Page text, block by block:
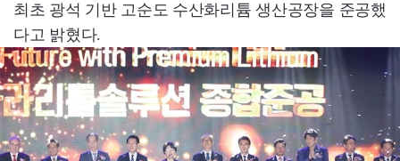
최초 광석 기반 고순도 수산화리튬 생산공장을 준공했
다고 밝혔다.